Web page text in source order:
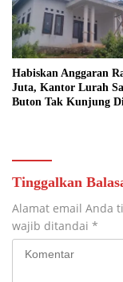
Habiskan Anggaran
Juta, Kantor Lurah
Buton Tak Kunjung
Tinggalkan
Alamat email Anda
wajib ditandai *